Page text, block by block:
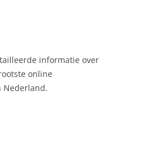
informatie over
online
Nederland.